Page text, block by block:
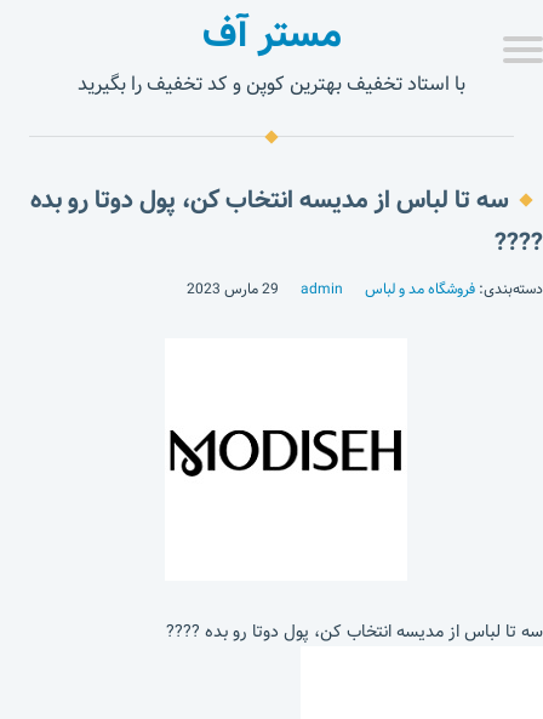
مستر آف
با استاد تخفیف بهترین کوپن و کد تخفیف را بگیرید
سه تا لباس از مدیسه انتخاب کن، پول دوتا رو بده
????
دسته‌بندی: فروشگاه مد و لباس admin 29 مارس 2023
سه تا لباس از مدیسه انتخاب کن، پول دوتا رو بده ????